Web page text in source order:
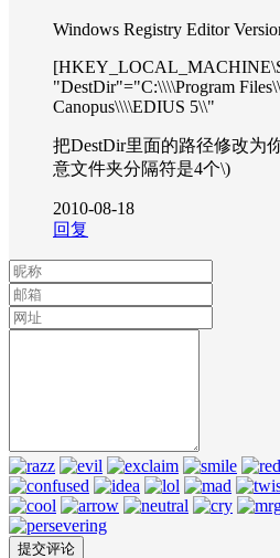
Windows Registry Editor
"DestDir"="C:\\\\Program
Canopus\\\\EDIUS 5\\"
把DestDir里面的路径修改为
意文件夹分隔符是4个\)
2010-08-18
回复